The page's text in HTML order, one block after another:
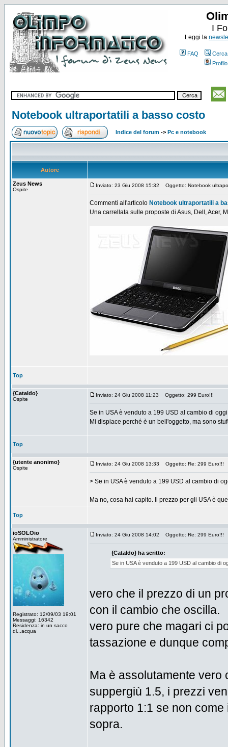
I
Leggi la
FAQ
Cerca
Profilo
Notebook ultraportatili a basso costo
Indice del forum -> Pc e notebook
Autore
Zeus News
Ospite
Inviato: 23 Giu 2008 15:32 Oggetto: Notebook
Commenti all'articolo Notebook ultraportatili a
Una carrellata sulle proposte di Asus, Dell, Acer,
Top
{Cataldo}
Ospite
Inviato: 24 Giu 2008 11:23 Oggetto: 299 Euro!!!
Se in USA è venduto a 199 USD al cambio di
Mi dispiace perché è un bell'oggetto, ma sono
Top
{utente anonimo}
Ospite
Inviato: 24 Giu 2008 13:33 Oggetto: Re: 299 Euro!!!
> Se in USA è venduto a 199 USD al cambio di
Ma no, cosa hai capito. Il prezzo per gli USA è
Top
ioSOLOio
Amministratore
Registrato: 12/09/03 19:01
Messaggi: 16342
Residenza: in un sacco
di...acqua
Inviato: 24 Giu 2008 14:02 Oggetto: Re: 299 Euro!!!
{Cataldo} ha scritto:
Se in USA è venduto a 199 USD al cambio di
vero che il prezzo di un
con il cambio che oscilla.
vero pure che magari ci
tassazione e dunque
Ma è assolutamente vero
suppergiù 1.5, i prezzi
rapporto 1:1 se non
sopra.